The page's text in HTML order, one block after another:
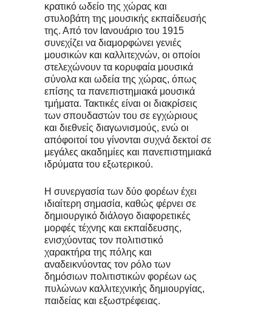
κρατικό ωδείο της χώρας και
στυλοβάτη της μουσικής εκπαίδευσής
της. Από τον Ιανουάριο του 1915
συνεχίζει να διαμορφώνει γενιές
μουσικών και καλλιτεχνών, οι οποίοι
στελεχώνουν τα κορυφαία μουσικά
σύνολα και ωδεία της χώρας, όπως
επίσης τα πανεπιστημιακά μουσικά
τμήματα. Τακτικές είναι οι διακρίσεις
των σπουδαστών του σε εγχώριους
και διεθνείς διαγωνισμούς, ενώ οι
απόφοιτοί του γίνονται συχνά δεκτοί σε
μεγάλες ακαδημίες και πανεπιστημιακά
ιδρύματα του εξωτερικού.
Η συνεργασία των δύο φορέων έχει
ιδιαίτερη σημασία, καθώς φέρνει σε
δημιουργικό διάλογο διαφορετικές
μορφές τέχνης και εκπαίδευσης,
ενισχύοντας τον πολιτιστικό
χαρακτήρα της πόλης και
αναδεικνύοντας τον ρόλο των
δημόσιων πολιτιστικών φορέων ως
πυλώνων καλλιτεχνικής δημιουργίας,
παιδείας και εξωστρέφειας.